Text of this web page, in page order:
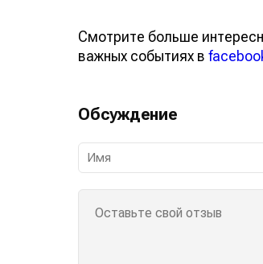
Смотрите больше
важных событиях в
Обсуждение